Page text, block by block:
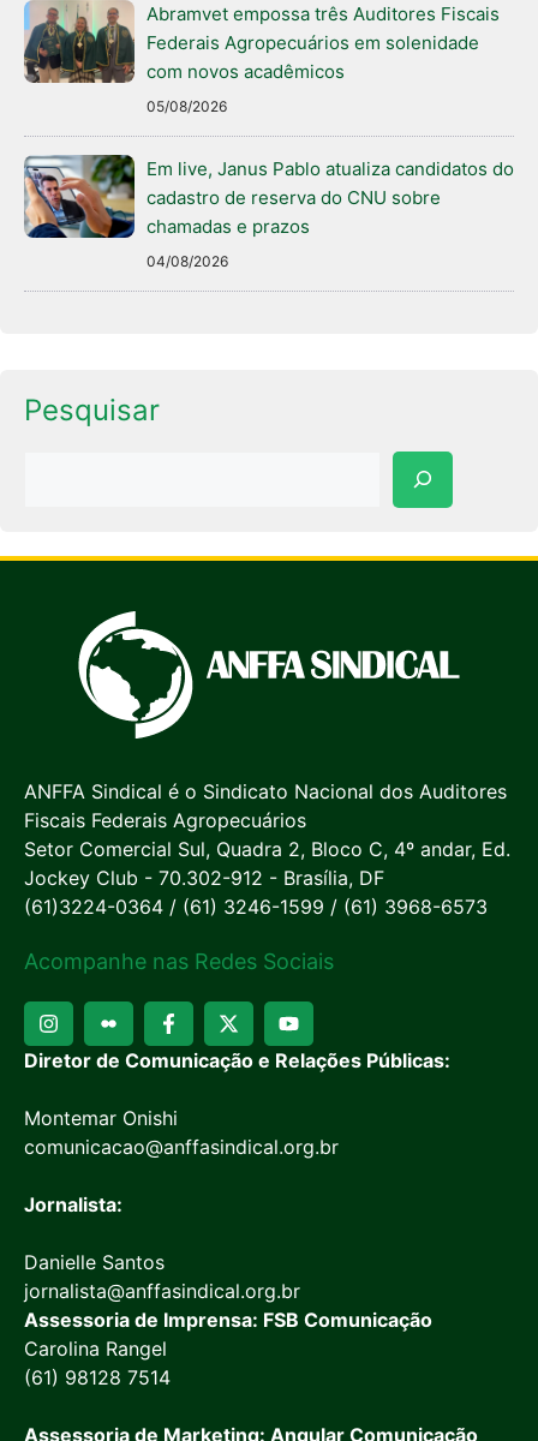
Abramvet empossa três Auditores Fiscais
Federais Agropecuários em solenidade
com novos acadêmicos
05/08/2026
Em live, Janus Pablo atualiza candidatos do
cadastro de reserva do CNU sobre
chamadas e prazos
04/08/2026
Pesquisar
ANFFA Sindical é o Sindicato Nacional dos Auditores
Fiscais Federais Agropecuários
Setor Comercial Sul, Quadra 2, Bloco C, 4º andar, Ed.
Jockey Club - 70.302-912 - Brasília, DF
(61)3224-0364 / (61) 3246-1599 / (61) 3968-6573
Acompanhe nas Redes Sociais
Diretor de Comunicação e Relações Públicas:
Montemar Onishi
comunicacao@anffasindical.org.br
Jornalista:
Danielle Santos
jornalista@anffasindical.org.br
Assessoria de Imprensa: FSB Comunicação
Carolina Rangel
(61) 98128 7514
Assessoria de Marketing: Angular Comunicação